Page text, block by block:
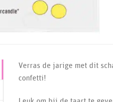
Verras de jarige met dit
confetti!